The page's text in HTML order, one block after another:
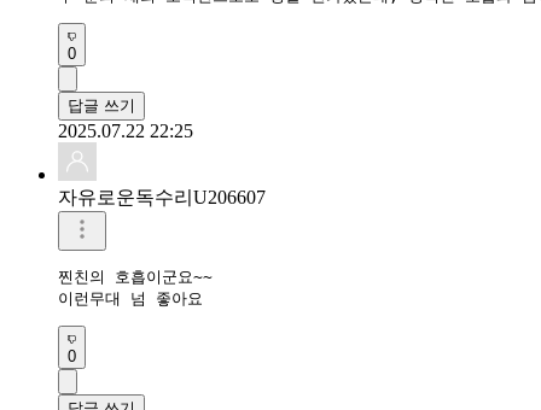
0
답글 쓰기
2025.07.22 22:25
자유로운독수리U206607
찐친의 호흡이군요~~
이런무대 넘 좋아요
0